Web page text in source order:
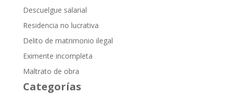
Descuelgue salarial
Residencia no lucrativa
Delito de matrimonio ilegal
Eximente incompleta
Maltrato de obra
Categorías